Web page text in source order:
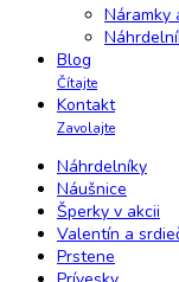
Náramky
Blog
Čítajte
Kontakt
Zavolajte
Náhrdelníky
Náušnice
Šperky v akcii
Valentín a
Prstene